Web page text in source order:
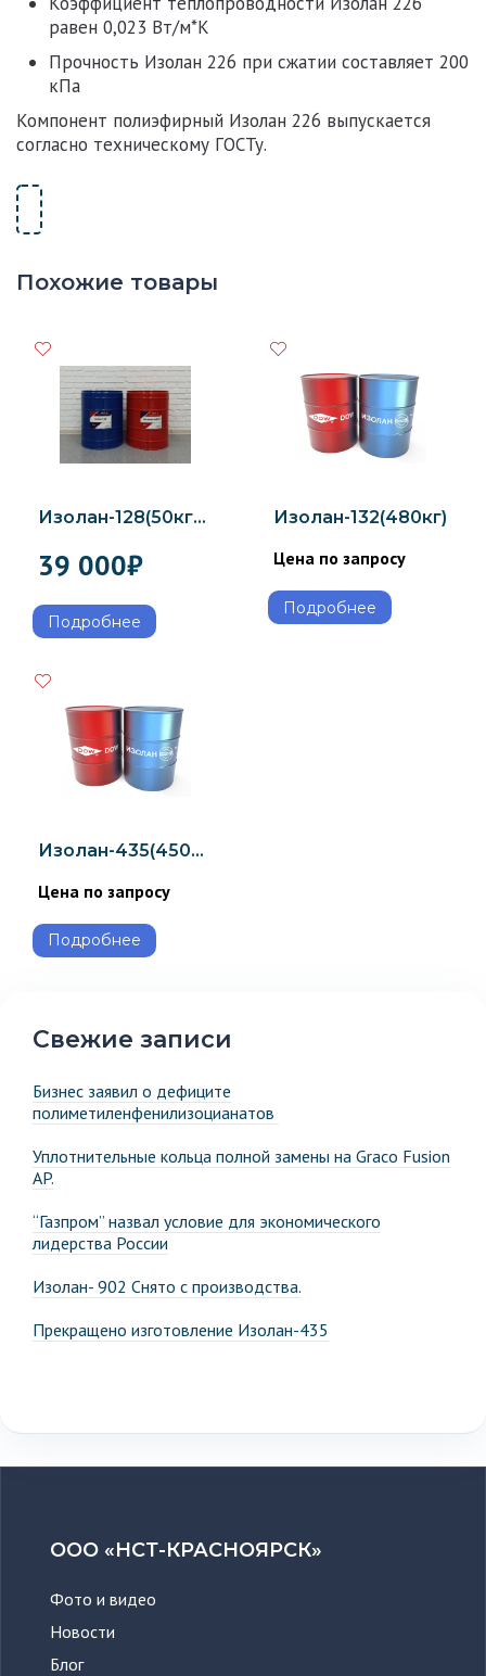
равен 0,023 Вт/м*К
Прочность Изолан 226 при сжатии составляет 200
кПа
Компонент полиэфирный Изолан 226 выпускается
согласно техническому ГОСТу.
Похожие товары
Изолан-128(50кг+50кг)
39 000₽
Подробнее
Изолан-132(480кг)
Цена по запросу
Подробнее
Изолан-435(450кг)
Цена по запросу
Подробнее
Свежие записи
Бизнес заявил о дефиците
полиметиленфенилизоцианатов
Уплотнительные кольца полной замены на Graco Fusion
AP.
“Газпром” назвал условие для экономического
лидерства России
Изолан- 902 Снято с производства.
Прекращено изготовление Изолан-435
ООО «НСТ-КРАСНОЯРСК»
Фото и видео
Новости
Блог